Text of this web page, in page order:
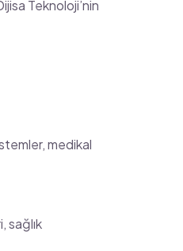
Teknoloji’nin
medikal
sağlık